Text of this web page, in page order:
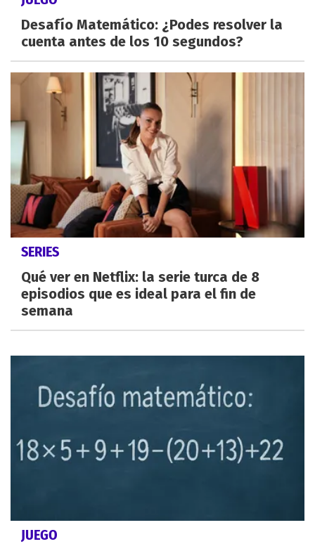
Desafío Matemático: ¿Podes resolver la
cuenta antes de los 10 segundos?
SERIES
Qué ver en Netflix: la serie turca de 8
episodios que es ideal para el fin de
semana
JUEGO